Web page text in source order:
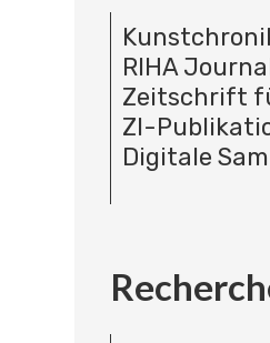
RIHA
Zeitschrift
ZI-
Digitale